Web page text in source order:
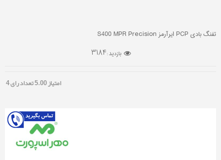
تفنگ بادی PCP ایرآرمز S400 MPR Precision
بازدید :3184
امتیاز5.00تعداد رای4